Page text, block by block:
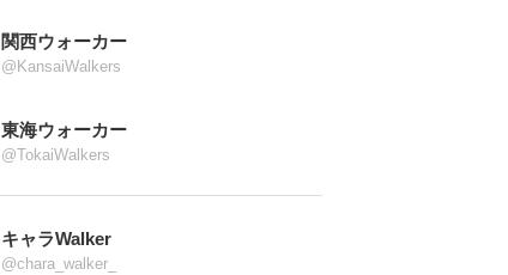
関西ウォーカー
@KansaiWalkers
東海ウォーカー
@TokaiWalkers
キャラWalker
@chara_walker_